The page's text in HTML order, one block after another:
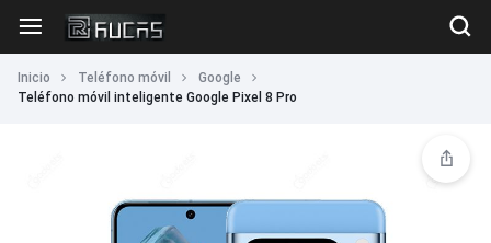
Inicio Teléfono móvil
Google
Teléfono móvil inteligente Google Pixel 8 Pro